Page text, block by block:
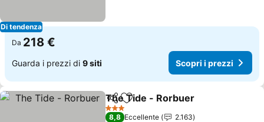
Di tendenza
Da 218 €
Guarda i prezzi di 9 siti Scopri i prezzi
CondividiAggiungi ai preferiti
The Tide - Rorbuer
3 Stelle
8,8 Eccellente
2.163